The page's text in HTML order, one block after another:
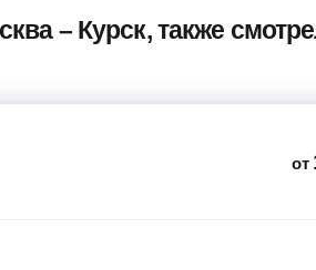
– Курск, также
от